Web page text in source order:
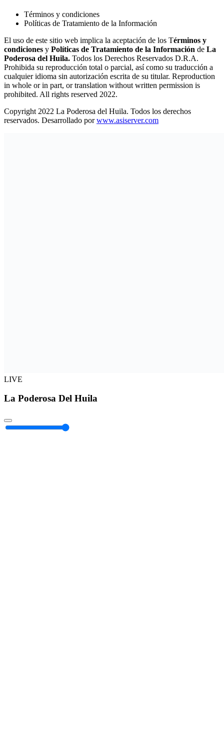
Términos y condiciones
Políticas de Tratamiento de la Información
El uso de este sitio web implica la aceptación de los Términos y
condiciones y Políticas de Tratamiento de la Información de La
Poderosa del Huila. Todos los Derechos Reservados D.R.A.
Prohibida su reproducción total o parcial, así como su traducción a
cualquier idioma sin autorización escrita de su titular. Reproduction
in whole or in part, or translation without written permission is
prohibited. All rights reserved 2022.
Copyright 2022 La Poderosa del Huila. Todos los derechos
reservados. Desarrollado porwww.asiserver.com
LIVE
La Poderosa Del Huila